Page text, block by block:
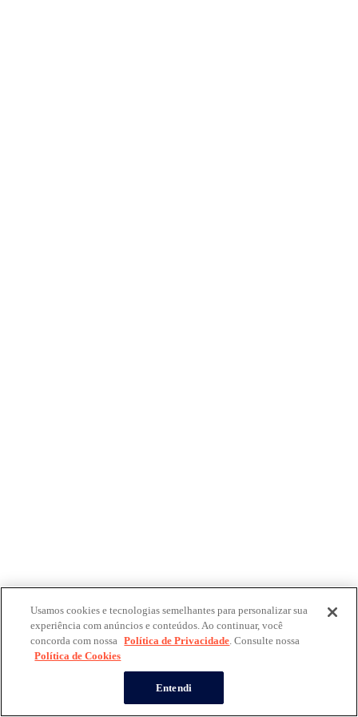
Usamos cookies e tecnologias semelhantes para personalizar sua
experiência com anúncios e conteúdos. Ao continuar, você
concorda com nossa Política de Privacidade. Consulte nossa
Política de Cookies
Entendi